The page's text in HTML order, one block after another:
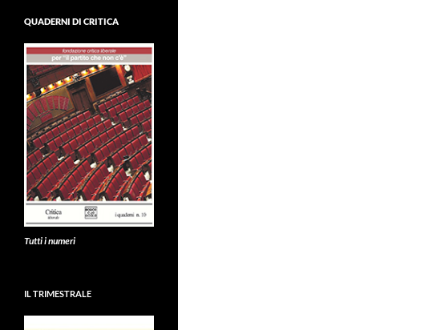
QUADERNI DI CRITICA
Tutti i numeri
IL TRIMESTRALE